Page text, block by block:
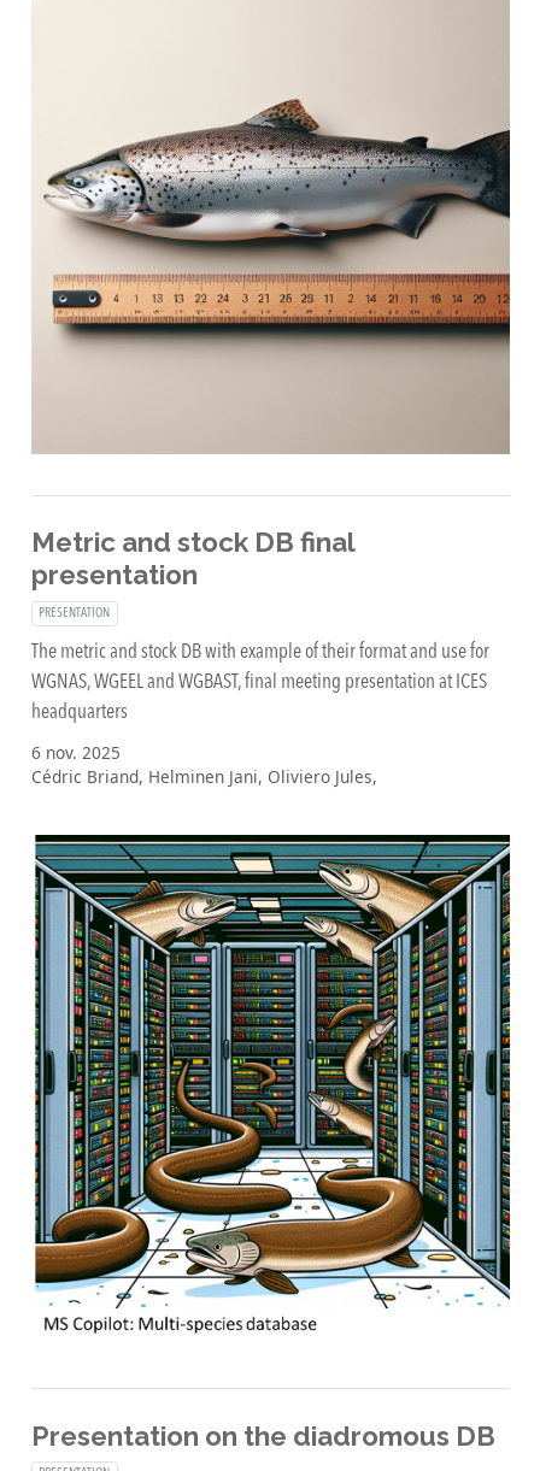
Metric and stock DB final
presentation
PRESENTATION
The metric and stock DB with example of their format and use for
WGNAS, WGEEL and WGBAST, final meeting presentation at ICES
headquarters
6 nov. 2025
Cédric Briand, Helminen Jani, Oliviero Jules,
Presentation on the diadromous DB